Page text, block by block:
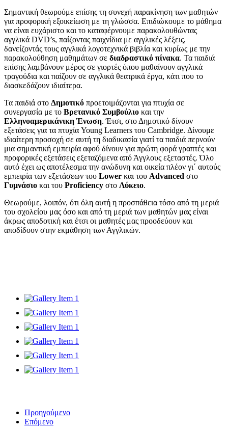
Σημαντική θεωρούμε επίσης τη συνεχή παρακίνηση των μαθητών
για προφορική εξοικείωση με τη γλώσσα. Επιδιώκουμε το μάθημα
να είναι ευχάριστο και το καταφέρνουμε παρακολουθώντας
αγγλικά DVD’s, παίζοντας παιχνίδια με αγγλικές λέξεις,
δανείζοντάς τους αγγλικά λογοτεχνικά βιβλία και κυρίως με την
παρακολούθηση μαθημάτων σε διαδραστικό πίνακα. Τα παιδιά
επίσης λαμβάνουν μέρος σε γιορτές όπου μαθαίνουν αγγλικά
τραγούδια και παίζουν σε αγγλικά θεατρικά έργα, κάτι που το
διασκεδάζουν ιδιαίτερα.
Τα παιδιά στο Δημοτικό προετοιμάζονται για πτυχία σε
συνεργασία με το Βρετανικό Συμβούλιο και την
Ελληνοαμερικάνικη Ένωση. Έτσι, στο Δημοτικό δίνουν
εξετάσεις για τα πτυχία Young Learners του Cambridge. Δίνουμε
ιδιαίτερη προσοχή σε αυτή τη διαδικασία γιατί τα παιδιά περνούν
μια σημαντική εμπειρία αφού δίνουν για πρώτη φορά γραπτές και
προφορικές εξετάσεις εξεταζόμενα από Άγγλους εξεταστές. Όλο
αυτό έχει ως αποτέλεσμα την ανώδυνη και οικεία πλέον γι΄ αυτούς
εμπειρία των εξετάσεων του Lower και του Advanced στο
Γυμνάσιο και του Proficiency στο Λύκειο.
Θεωρούμε, λοιπόν, ότι όλη αυτή η προσπάθεια τόσο από τη μεριά
του σχολείου μας όσο και από τη μεριά των μαθητών μας είναι
άκρως αποδοτική και έτσι οι μαθητές μας προοδεύουν και
αποδίδουν στην εκμάθηση των Αγγλικών.
Προηγούμενο
Επόμενο